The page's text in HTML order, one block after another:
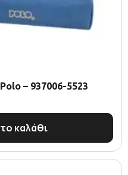
– 937006-5523
καλάθι